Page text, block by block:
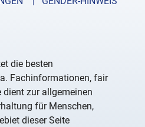
die besten
Fachinformationen, fair
dient zur allgemeinen
für Menschen,
dieser Seite